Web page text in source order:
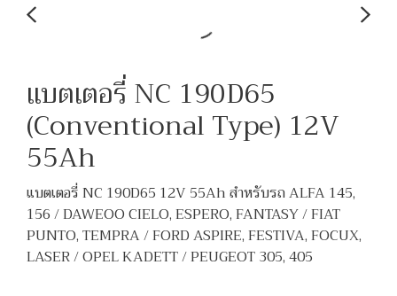
แบตเตอรี่ NC 190D65
(Conventional Type) 12V
55Ah
แบตเตอรี่ NC 190D65 12V 55Ah สำหรับรถ ALFA 145,
156 / DAWEOO CIELO, ESPERO, FANTASY / FIAT
PUNTO, TEMPRA / FORD ASPIRE, FESTIVA, FOCUX,
LASER / OPEL KADETT / PEUGEOT 305, 405